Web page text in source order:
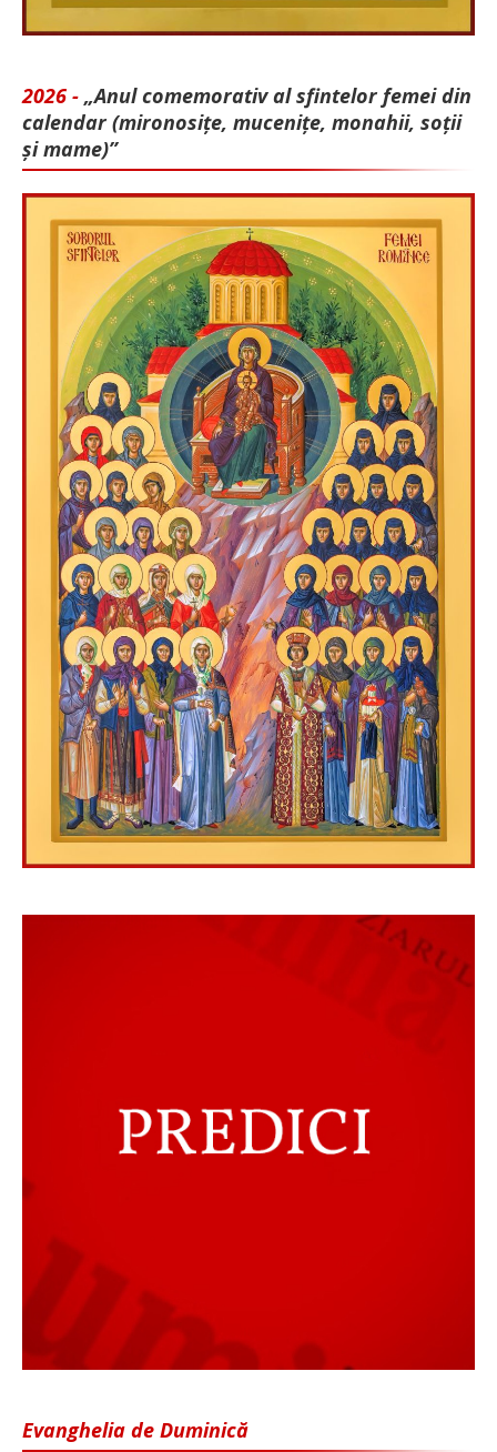
2026 - „Anul comemorativ al sfintelor femei din
calendar (mironosițe, mu­cenițe, monahii, soții
și mame)”
Evanghelia de Duminică